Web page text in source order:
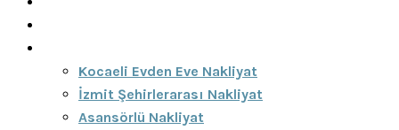
Kocaeli Evden Eve Nakliyat
İzmit Şehirlerarası Nakliyat
Asansörlü Nakliyat